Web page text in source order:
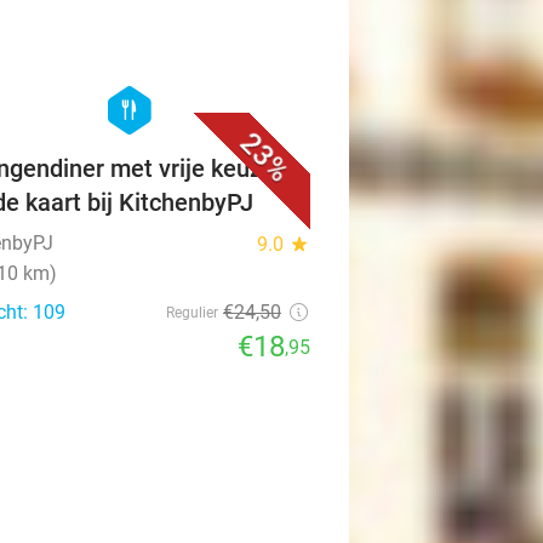
23%
hexagon
food
met vrije keuze
kaart bij KitchenbyPJ
9.0 star
km)
109
Regulier €24,50
€18,95